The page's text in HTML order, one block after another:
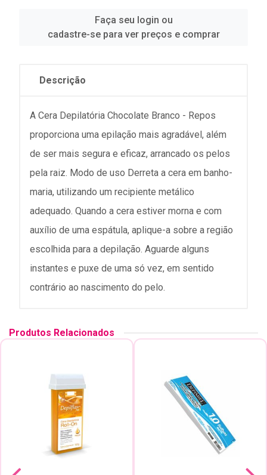
Faça seu login ou
cadastre-se para ver preços e comprar
Descrição
A Cera Depilatória Chocolate Branco - Repos
proporciona uma epilação mais agradável, além
de ser mais segura e eficaz, arrancado os pelos
pela raiz. Modo de uso Derreta a cera em banho-
maria, utilizando um recipiente metálico
adequado. Quando a cera estiver morna e com
auxílio de uma espátula, aplique-a sobre a região
escolhida para a depilação. Aguarde alguns
instantes e puxe de uma só vez, em sentido
contrário ao nascimento do pelo.
Produtos Relacionados